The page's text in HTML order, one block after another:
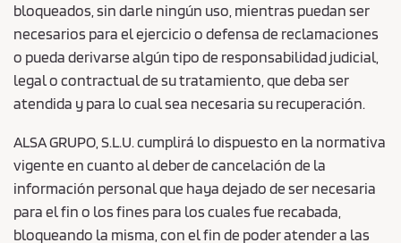
bloqueados, sin darle ningún uso, mientras puedan ser
necesarios para el ejercicio o defensa de reclamaciones
o pueda derivarse algún tipo de responsabilidad judicial,
legal o contractual de su tratamiento, que deba ser
atendida y para lo cual sea necesaria su recuperación.
ALSA GRUPO, S.L.U. cumplirá lo dispuesto en la normativa
vigente en cuanto al deber de cancelación de la
información personal que haya dejado de ser necesaria
para el fin o los fines para los cuales fue recabada,
bloqueando la misma, con el fin de poder atender a las